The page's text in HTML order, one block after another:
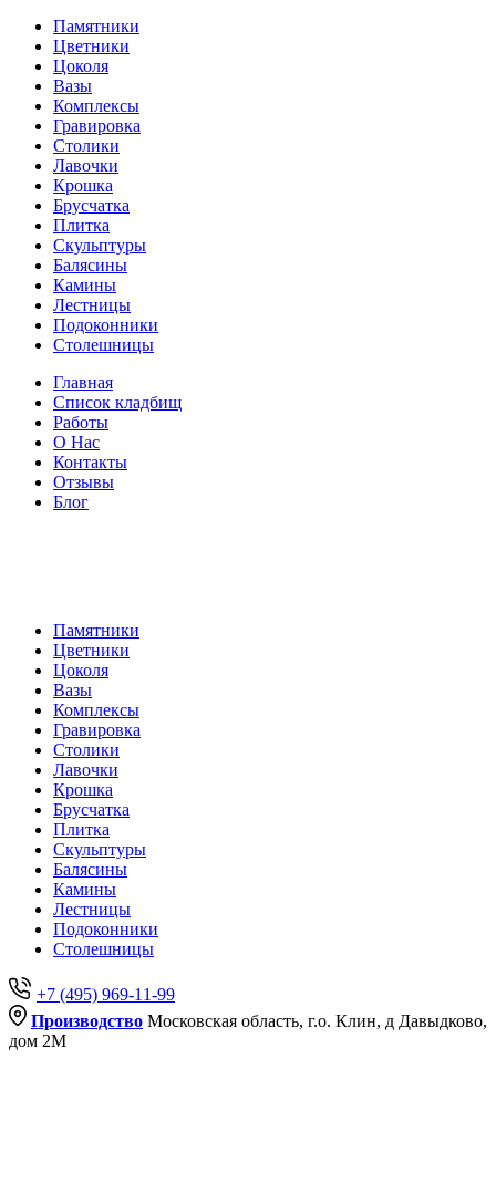
Памятники
Цветники
Цоколя
Вазы
Комплексы
Гравировка
Столики
Лавочки
Крошка
Брусчатка
Плитка
Скульптуры
Балясины
Камины
Лестницы
Подоконники
Столешницы
Главная
Список кладбищ
Работы
О Нас
Контакты
Отзывы
Блог
Памятники
Цветники
Цоколя
Вазы
Комплексы
Гравировка
Столики
Лавочки
Крошка
Брусчатка
Плитка
Скульптуры
Балясины
Камины
Лестницы
Подоконники
Столешницы
+7 (495) 969-11-99
Производство Московская область, г.о. Клин, д Давыдково,
дом 2М